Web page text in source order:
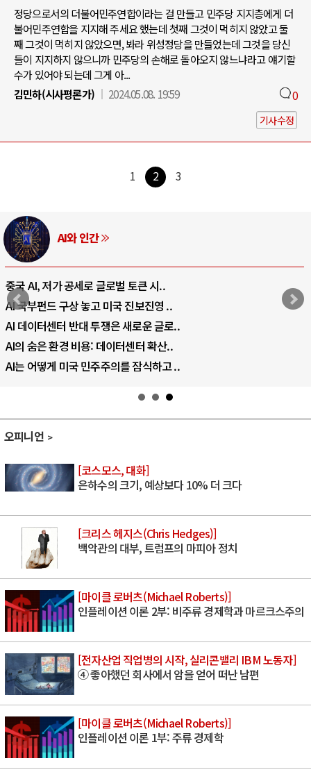
정당으로서의 더불어민주연합이라는 걸 만들고 민주당 지지층에게 더
불어민주연합을 지지해 주세요 했는데 첫째 그것이 먹히지 않았고 둘
째 그것이 먹히지 않았으면, 봐라 위성정당을 만들었는데 그것을 당신
들이 지지하지 않으니까 민주당의 손해로 돌아오지 않느냐라고 얘기할
수가 있어야 되는데 그게 아...
김민하(시사평론가)
2024.05.08. 19:59 0
기사수정
1 2 3
AI와 인간
중국 AI, 저가 공세로 글로벌 토큰 시..
AI 국부펀드 구상 놓고 미국 진보진영 ..
AI 데이터센터 반대 투쟁은 새로운 글로..
AI의 숨은 환경 비용: 데이터센터 확산..
AI는 어떻게 미국 민주주의를 잠식하고 ..
오피니언
[코스모스, 대화]
은하수의 크기, 예상보다 10% 더 크다
[크리스 헤지스(Chris Hedges)]
백악관의 대부, 트럼프의 마피아 정치
[마이클 로버츠(Michael Roberts)]
인플레이션 이론 2부: 비주류 경제학과 마르크스주의
[전자산업 직업병의 시작, 실리콘밸리 IBM 노동자]
④ 좋아했던 회사에서 암을 얻어 떠난 남편
[마이클 로버츠(Michael Roberts)]
인플레이션 이론 1부: 주류 경제학